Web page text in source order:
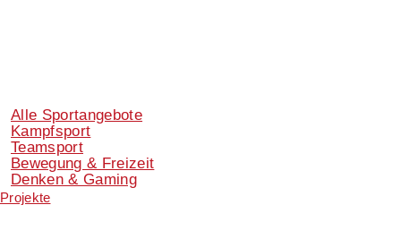
Alle Sportangebote
Kampfsport
Teamsport
Bewegung & Freizeit
Denken & Gaming
Projekte